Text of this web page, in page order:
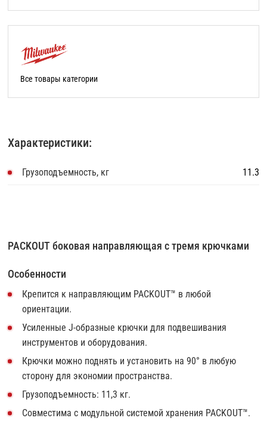
PACKOUT боковая направляющая с тремя крючками
Особенности
Крепится к направляющим PACKOUT™ в любой
ориентации.
Усиленные J-образные крючки для подвешивания
инструментов и оборудования.
Крючки можно поднять и установить на 90° в любую
сторону для экономии пространства.
Грузоподъемность: 11,3 кг.
Совместима с модульной системой хранения PACKOUT™.
Характеристики:
Грузоподъемность, кг 11.3
Все товары категории